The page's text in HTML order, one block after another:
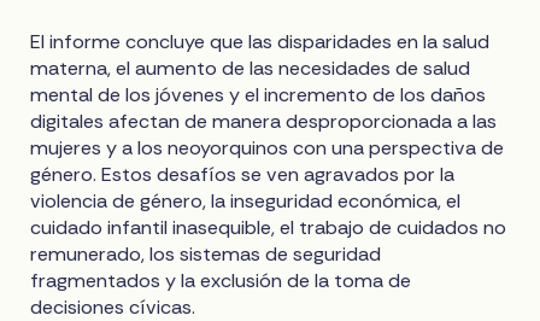
El informe concluye que las disparidades en la salud
materna, el aumento de las necesidades de salud
mental de los jóvenes y el incremento de los daños
digitales afectan de manera desproporcionada a las
mujeres y a los neoyorquinos con una perspectiva de
género. Estos desafíos se ven agravados por la
violencia de género, la inseguridad económica, el
cuidado infantil inasequible, el trabajo de cuidados no
remunerado, los sistemas de seguridad
fragmentados y la exclusión de la toma de
decisiones cívicas.